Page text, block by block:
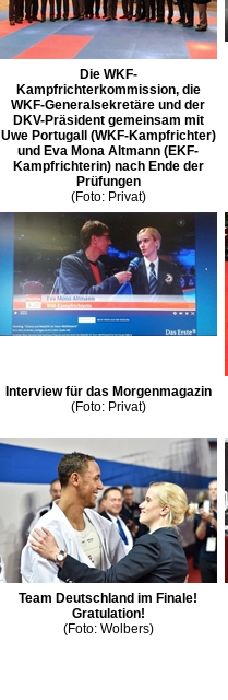
Die WKF-
Kampfrichterkommission, die
WKF-Generalsekretäre und der
DKV-Präsident gemeinsam mit
Uwe Portugall (WKF-Kampfrichter)
und Eva Mona Altmann (EKF-
Kampfrichterin) nach Ende der
Prüfungen
(Foto: Privat)
Interview für das Morgenmagazin
(Foto: Privat)
Team Deutschland im Finale!
Gratulation!
(Foto: Wolbers)